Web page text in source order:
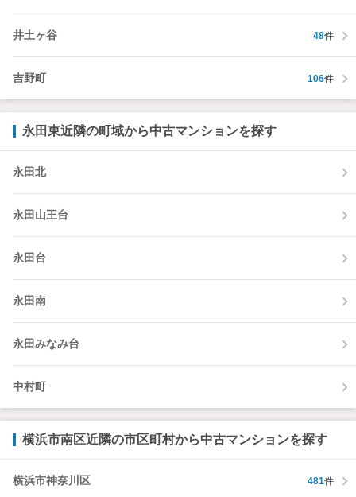
井土ヶ谷 48件
吉野町 106件
永田東近隣の町域から中古マンションを探す
永田北
永田山王台
永田台
永田南
永田みなみ台
中村町
横浜市南区近隣の市区町村から中古マンションを探す
横浜市神奈川区 481件